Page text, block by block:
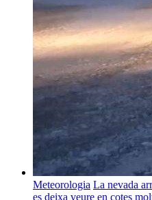
Meteorologia La nevada
es deixa veure en cotes